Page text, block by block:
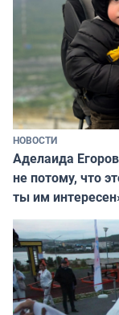
НОВОСТИ
Аделаида
не потому, что
ты им